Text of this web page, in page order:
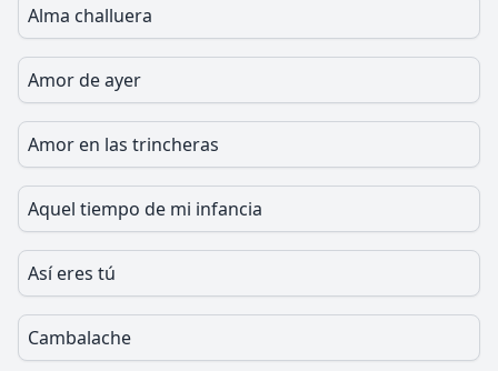
Alma challuera
Amor de ayer
Amor en las trincheras
Aquel tiempo de mi infancia
Así eres tú
Cambalache